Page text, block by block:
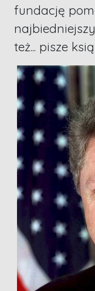
fundację
też... pisze